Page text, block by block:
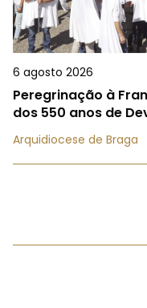
6 agosto 2026
Peregrinação à
dos 550 anos de
Arquidiocese de Braga